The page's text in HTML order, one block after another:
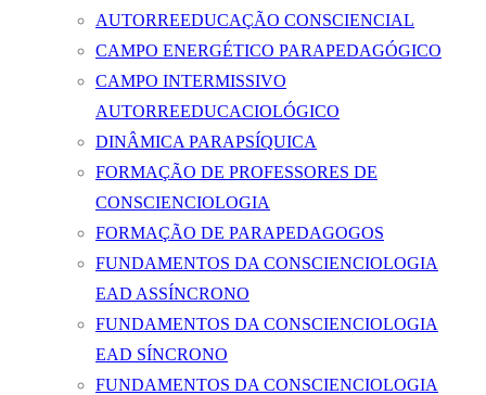
AUTORREEDUCAÇÃO CONSCIENCIAL
CAMPO ENERGÉTICO PARAPEDAGÓGICO
CAMPO INTERMISSIVO
AUTORREEDUCACIOLÓGICO
DINÂMICA PARAPSÍQUICA
FORMAÇÃO DE PROFESSORES DE
CONSCIENCIOLOGIA
FORMAÇÃO DE PARAPEDAGOGOS
FUNDAMENTOS DA CONSCIENCIOLOGIA
EAD ASSÍNCRONO
FUNDAMENTOS DA CONSCIENCIOLOGIA
EAD SÍNCRONO
FUNDAMENTOS DA CONSCIENCIOLOGIA